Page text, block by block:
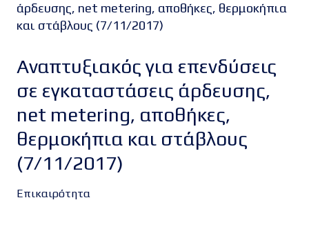
άρδευσης, net metering, αποθήκες, θερμοκήπια
και στάβλους (7/11/2017)
Αναπτυξιακός για επενδύσεις
σε εγκαταστάσεις άρδευσης,
net metering, αποθήκες,
θερμοκήπια και στάβλους
(7/11/2017)
Επικαιρότητα